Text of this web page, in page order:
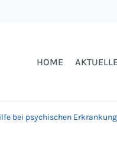
HOME
bei psychischen